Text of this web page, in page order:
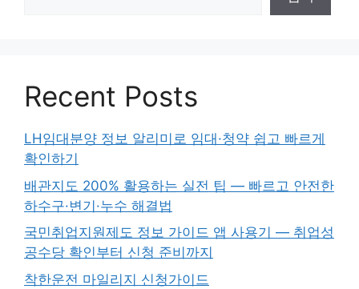
Recent Posts
LH임대분양 정보 알리미로 임대·청약 쉽고 빠르게
확인하기
배관지도 200% 활용하는 실전 팁 — 빠르고 안전한
하수구·변기·누수 해결법
국민취업지원제도 정보 가이드 앱 사용기 — 취업성
공수당 확인부터 신청 준비까지
착한운전 마일리지 신청가이드